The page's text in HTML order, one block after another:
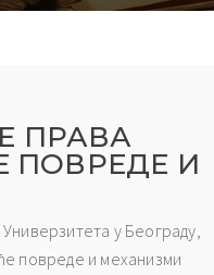
ПРАВА
ПОВРЕДЕ И
у Београду,
повреде и механизми